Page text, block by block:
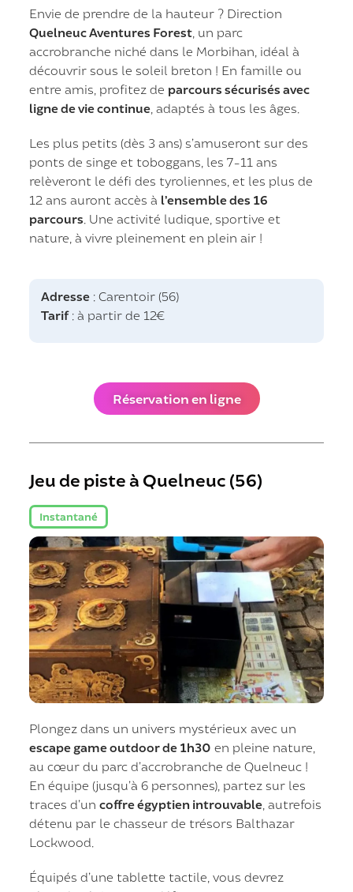
Envie de prendre de la hauteur ? Direction
Quelneuc Aventures Forest , un parc
accrobranche niché dans le Morbihan, idéal à
découvrir sous le soleil breton ! En famille ou
entre amis, profitez de parcours sécurisés avec
ligne de vie continue , adaptés à tous les âges.
Les plus petits (dès 3 ans) s’amuseront sur des
ponts de singe et toboggans, les 7-11 ans
relèveront le défi des tyroliennes, et les plus de
12 ans auront accès à l’ensemble des 16
parcours . Une activité ludique, sportive et
nature, à vivre pleinement en plein air !
Adresse : Carentoir (56)
Tarif: à partir de 12€
Réservation en ligne
Jeu de piste à Quelneuc (56)
Instantané
Plongez dans un univers mystérieux avec un
escape game outdoor de 1h30 en pleine nature,
au cœur du parc d’accrobranche de Quelneuc !
En équipe (jusqu’à 6 personnes), partez sur les
traces d’uncoffre égyptien introuvable , autrefois
détenu par le chasseur de trésors Balthazar
Lockwood.
Équipés d’une tablette tactile, vous devrez